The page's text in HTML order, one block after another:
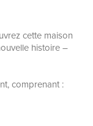
cette maison
histoire –
comprenant :